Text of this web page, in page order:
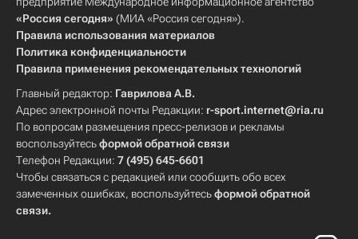
«Россия сегодня» (МИА «Россия сегодня»).
Правила использования материалов
Политика конфиденциальности
Правила применения рекомендательных технологий
Главный редактор: Гаврилова А.В.
Адрес электронной почты Редакции: r-sport.internet@ria.ru
По вопросам размещения пресс-релизов и рекламы
воспользуйтесьформой обратной связи
Телефон Редакции: 7 (495) 645-6601
Чтобы связаться с редакцией или сообщить обо всех
замеченных ошибках, воспользуйтесьформой обратной
связи.